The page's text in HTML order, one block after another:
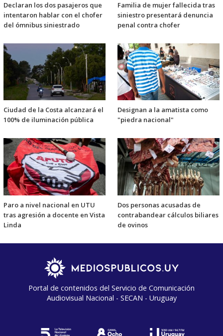
Declaran los dos pasajeros que
intentaron hablar con el chofer
del ómnibus siniestrado
Familia de mujer fallecida tras
siniestro presentará denuncia
penal contra chofer
Ciudad de la Costa alcanzará el
100% de iluminación pública
Designan a la amatista como
"piedra nacional"
Paro a nivel nacional en UTU
tras agresión a docente en Vista
Linda
Dos personas acusadas de
contrabandear cálculos biliares
de ovinos
Portal de contenidos del Servicio de Comunicación
Audiovisual Nacional - SECAN - Uruguay